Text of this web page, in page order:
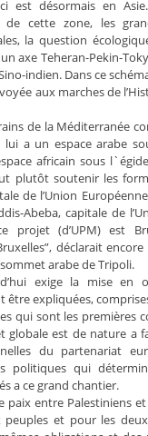
est désormais en
de cette zone, les
la question
axe Teheran-Pekin-
indien. Dans ce
aux marches de
de la Méditerranée
a un espace arabe
africain sous
plutôt soutenir les
de l’Union
Abeba, capitale de
projet (d’UPM) est
déclarait
arabe de Tripoli.
exige la mise en
être expliquées,
qui sont les premières
globale est de nature a
du partenariat
politiques qui
a ce grand chantier.
paix entre Palestiniens
peuples et pour les